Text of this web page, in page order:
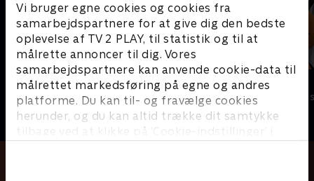
Vi bruger egne cookies og cookies fra
samarbejdspartnere for at give dig den bedste
oplevelse af TV 2 PLAY, til statistik og til at
målrette annoncer til dig. Vores
samarbejdspartnere kan anvende cookie-data til
målrettet markedsføring på egne og andres
platforme. Du kan til- og fravælge cookies
herunder, og du kan altid trække dit samtykke
tilbage ved at klikke på ’Cookie-indstillinger’ i
Brandmand Sam
Børneserier • 1 sæsoner
Bing
Børneserier • 4